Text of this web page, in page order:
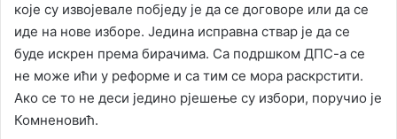
које су извојевале побједу је да се договоре или да се
иде на нове изборе. Једина исправна ствар је да се
буде искрен према бирачима. Са подршком ДПС-а се
не може ићи у реформе и са тим се мора раскрстити.
Ако се то не деси једино рјешење су избори, поручио је
Комненовић.